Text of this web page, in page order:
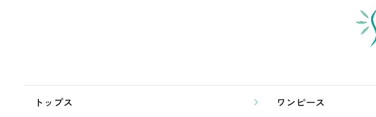
トップス ワンピース